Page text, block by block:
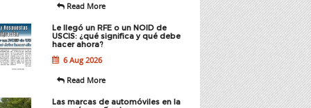
Read More
Le llegó un RFE o un NOID de
USCIS: ¿qué significa y qué debe
hacer ahora?
6 Aug 2026
Read More
Las marcas de automóviles en la